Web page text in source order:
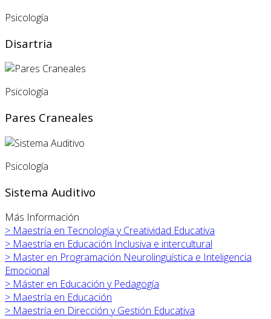
Psicología
Disartria
Psicología
Pares Craneales
Psicología
Sistema Auditivo
Más Información
> Maestría en Tecnología y Creatividad Educativa
> Maestría en Educación Inclusiva e intercultural
> Master en Programación Neurolingüística e Inteligencia
Emocional
> Máster en Educación y Pedagogía
> Maestría en Educación
> Maestría en Dirección y Gestión Educativa